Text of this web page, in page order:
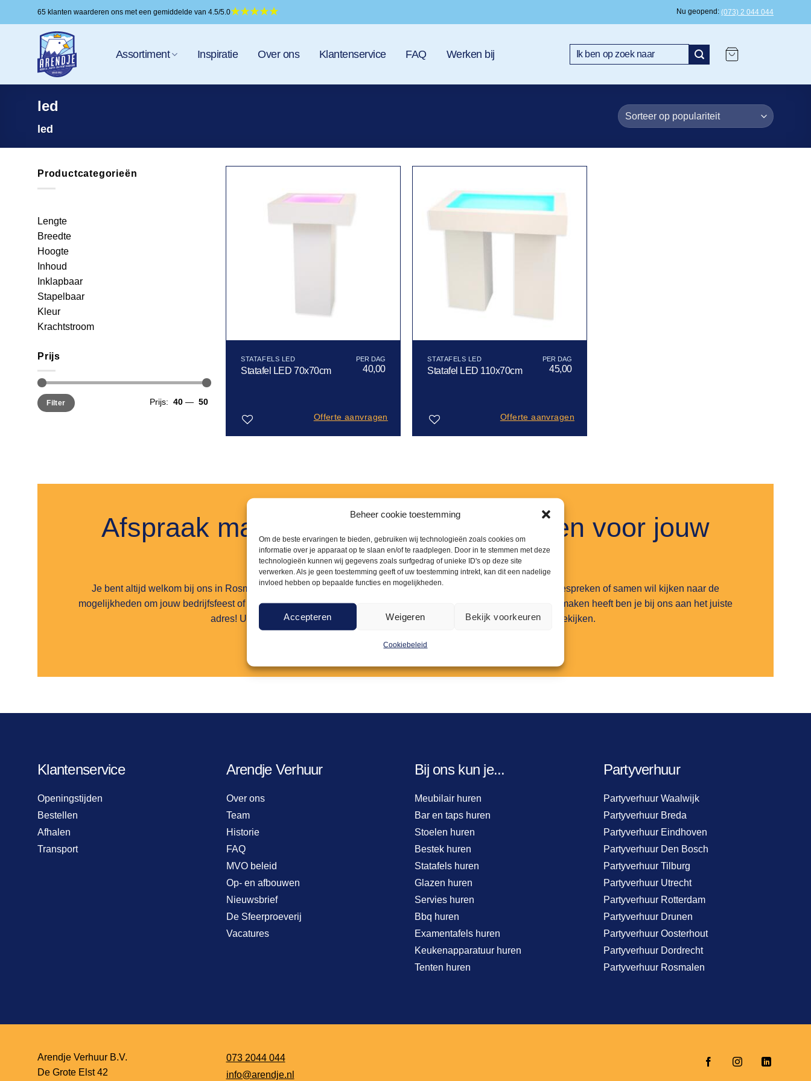
Beheer cookie toestemming
Om de beste ervaringen te bieden, gebruiken wij technologieën zoals cookies om
informatie over je apparaat op te slaan en/of te raadplegen. Door in te stemmen met deze
technologieën kunnen wij gegevens zoals surfgedrag of unieke ID's op deze site
verwerken. Als je geen toestemming geeft of uw toestemming intrekt, kan dit een nadelige
invloed hebben op bepaalde functies en mogelijkheden.
Accepteren Weigeren Bekijk voorkeuren
Cookiebeleid
naar
65 klanten waarderen ons met een gemiddelde van 4.5/5.0 Nu geopend (073) 2 044 044
Assortiment Inspiratie Over ons Klantenservice FAQ Werken bij
Zoeken
led
led
Productcategorieën
Lengte
Breedte
Hoogte
Inhoud
Inklapbaar
Stapelbaar
Kleur
Krachtstroom
Prijs
Min.
prijs
Max.
prijsFilter Prijs: 40— 50
STATAFELS LED
Statafel LED 70x70cm 40,00
Offerte aanvragen
STATAFELS LED
Statafel LED 110x70cm 45,00
Offerte aanvragen
Afspraak maken om advies in te winnen voor jouw
evenement?
Je bent altijd welkom bij ons in Rosmalen, in de provincie Brabant. Of je nu je persoonlijke event wensen wil bespreken of samen wil kijken naar de
mogelijkheden om jouw bedrijfsfeest of beurs naar een hoger niveau te tillen. Voor alles wat met evenementen te maken heeft ben je bij ons aan het juiste
adres! Uiteraard kan je ook ons uitgebreide assortiment tafels, stoelen en servies bekijken.
Klantenservice
Openingstijden
Bestellen
Afhalen
Transport
Arendje Verhuur
Over ons
Team
Historie
FAQ
MVO beleid
Op- en afbouwen
Nieuwsbrief
De Sfeerproeverij
Vacatures
Bij ons kun je...
Meubilair huren
Bar en taps huren
Stoelen huren
Bestek huren
Statafels huren
Glazen huren
Servies huren
Bbq huren
Examentafels huren
Keukenapparatuur huren
Tenten huren
Partyverhuur
Partyverhuur Waalwijk
Partyverhuur Breda
Partyverhuur Eindhoven
Partyverhuur Den Bosch
Partyverhuur Tilburg
Partyverhuur Utrecht
Partyverhuur Rotterdam
Partyverhuur Drunen
Partyverhuur Oosterhout
Partyverhuur Dordrecht
Partyverhuur Rosmalen
Arendje Verhuur B.V.
De Grote Elst 42
073 2044 044
info@arendje.nl